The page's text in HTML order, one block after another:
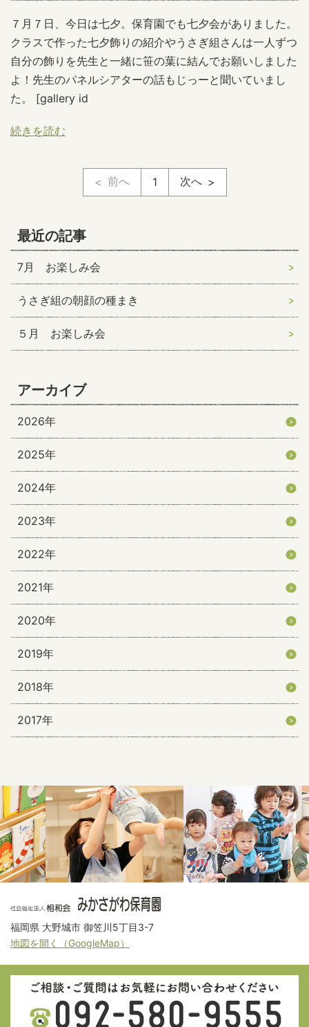
７月７日、今日は七夕。保育園でも七夕会がありました。
クラスで作った七夕飾りの紹介やうさぎ組さんは一人ずつ
自分の飾りを先生と一緒に笹の葉に結んでお願いしました
よ！先生のパネルシアターの話もじっーと聞いていまし
た。 [gallery id
続きを読む
前へ 1 次へ
最近の記事
7月 お楽しみ会
うさぎ組の朝顔の種まき
５月 お楽しみ会
アーカイブ
2026年
2025年
2024年
2023年
2022年
2021年
2020年
2019年
2018年
2017年
福岡県 大野城市 御笠川5丁目3-7
地図を開く（GoogleMap）